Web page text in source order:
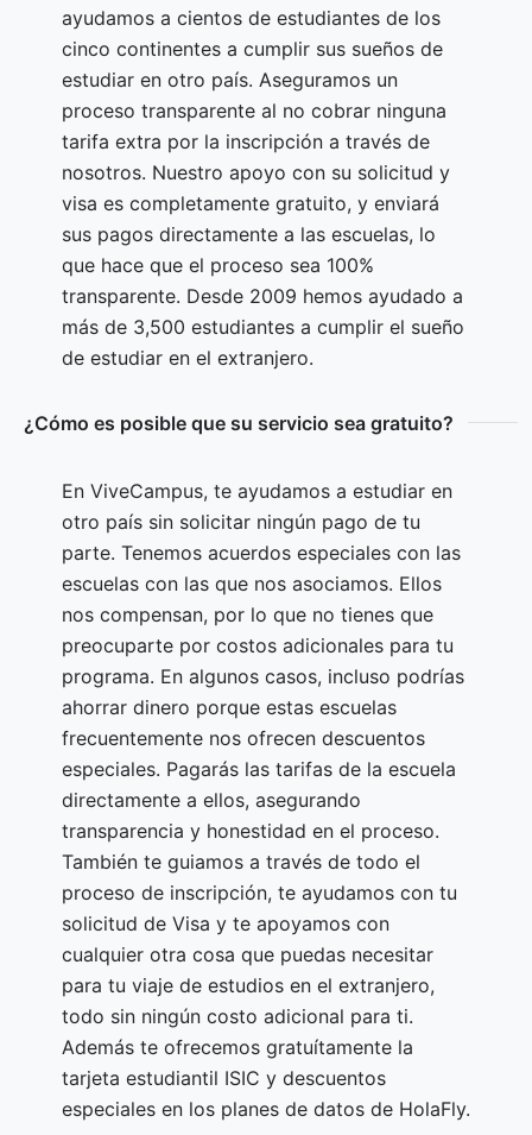
ayudamos a cientos de estudiantes de los
cinco continentes a cumplir sus sueños de
estudiar en otro país. Aseguramos un
proceso transparente al no cobrar ninguna
tarifa extra por la inscripción a través de
nosotros. Nuestro apoyo con su solicitud y
visa es completamente gratuito, y enviará
sus pagos directamente a las escuelas, lo
que hace que el proceso sea 100%
transparente. Desde 2009 hemos ayudado a
más de 3,500 estudiantes a cumplir el sueño
de estudiar en el extranjero.
¿Cómo es posible que su servicio sea gratuito?
En ViveCampus, te ayudamos a estudiar en
otro país sin solicitar ningún pago de tu
parte. Tenemos acuerdos especiales con las
escuelas con las que nos asociamos. Ellos
nos compensan, por lo que no tienes que
preocuparte por costos adicionales para tu
programa. En algunos casos, incluso podrías
ahorrar dinero porque estas escuelas
frecuentemente nos ofrecen descuentos
especiales. Pagarás las tarifas de la escuela
directamente a ellos, asegurando
transparencia y honestidad en el proceso.
También te guiamos a través de todo el
proceso de inscripción, te ayudamos con tu
solicitud de Visa y te apoyamos con
cualquier otra cosa que puedas necesitar
para tu viaje de estudios en el extranjero,
todo sin ningún costo adicional para ti.
Además te ofrecemos gratuítamente la
tarjeta estudiantil ISIC y descuentos
especiales en los planes de datos de HolaFly.